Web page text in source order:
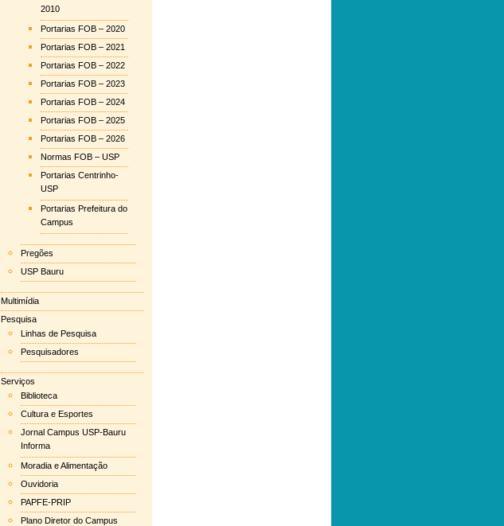
2010
Portarias FOB – 2020
Portarias FOB – 2021
Portarias FOB – 2022
Portarias FOB – 2023
Portarias FOB – 2024
Portarias FOB – 2025
Portarias FOB – 2026
Normas FOB – USP
Portarias Centrinho-
USP
Portarias Prefeitura do
Campus
Pregões
USP Bauru
Multimídia
Pesquisa
Linhas de Pesquisa
Pesquisadores
Serviços
Biblioteca
Cultura e Esportes
Jornal Campus USP-Bauru
Informa
Moradia e Alimentação
Ouvidoria
PAPFE-PRIP
Plano Diretor do Campus